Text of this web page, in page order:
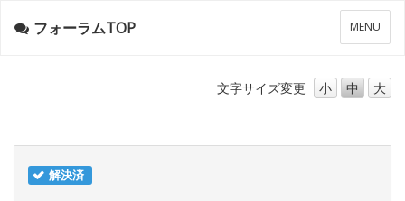
メ
ニ
ー
MENU
フォーラムTOP
文字サイズ変更 小 中 大
解決済